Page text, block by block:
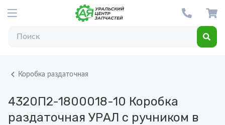
Коробка раздаточная
4320П2-1800018-10 Коробка
раздаточная УРАЛ с ручником в